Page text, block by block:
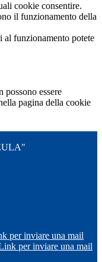
cookie consentire.
il funzionamento della
al funzionamento potete
possono essere
pagina della cookie
per inviare una mail
per inviare una mail